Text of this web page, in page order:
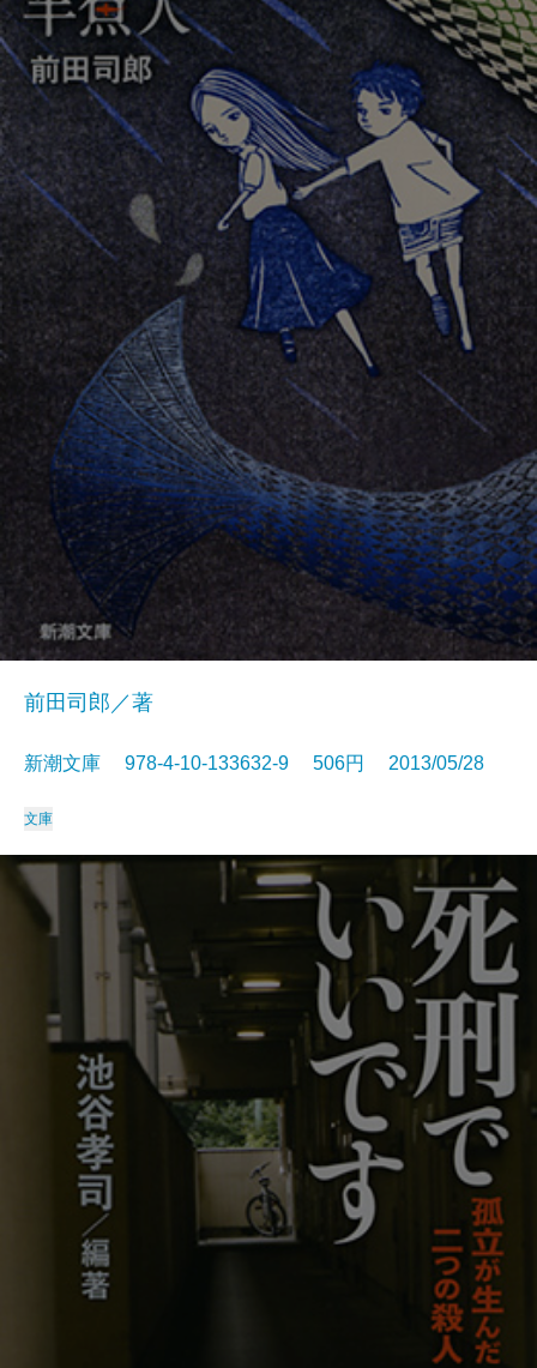
前田司郎／著
新潮文庫 978-4-10-133632-9 506円 2013/05/28
文庫